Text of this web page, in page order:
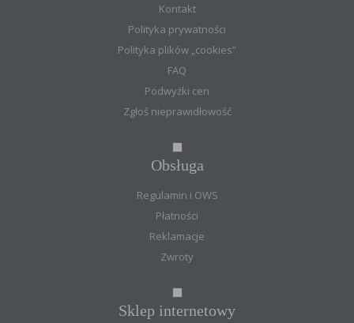
Kontakt
Polityka prywatności
Polityka plików „cookies”
FAQ
Podwyżki cen
Zgłoś nieprawidłowość
Obsługa
Regulamin i OWS
Płatności
Reklamacje
Zwroty
Sklep internetowy